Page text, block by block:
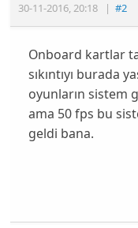
30-11-2016,20:18 |#2
Onboard kartlar
sıkıntıyı burada
oyunların sistem
ama 50 fps bu
geldi bana.